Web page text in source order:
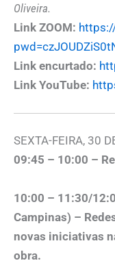
Oliveira.
Link ZOOM:
Link encurtado:
Link YouTube:
SEXTA-FEIRA, 30
09:45 – 10:00 –
10:00 – 11:30/
Campinas) –
novas iniciativas
obra.